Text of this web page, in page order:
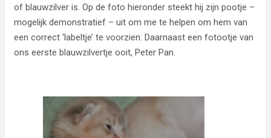
of blauwzilver is. Op de foto hieronder steekt hij zijn pootje –
mogelijk demonstratief – uit om me te helpen om hem van
een correct ‘labeltje’ te voorzien. Daarnaast een fotootje van
ons eerste blauwzilvertje ooit, Peter Pan.